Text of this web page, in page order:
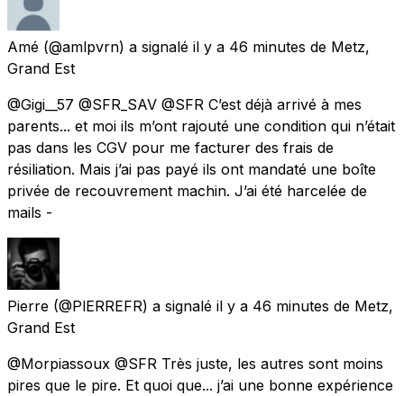
Amé (@amlpvrn) a signalé il y a 46 minutes de Metz,
Grand Est
@Gigi__57 @SFR_SAV @SFR C’est déjà arrivé à mes
parents... et moi ils m’ont rajouté une condition qui n’était
pas dans les CGV pour me facturer des frais de
résiliation. Mais j’ai pas payé ils ont mandaté une boîte
privée de recouvrement machin. J’ai été harcelée de
mails -
Pierre (@PlERREFR) a signalé il y a 46 minutes de Metz,
Grand Est
@Morpiassoux @SFR Très juste, les autres sont moins
pires que le pire. Et quoi que... j’ai une bonne expérience